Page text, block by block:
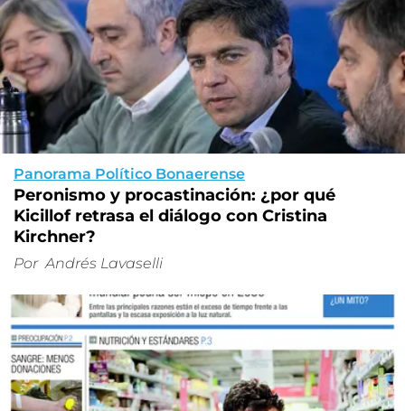
Panorama Político Bonaerense
Peronismo y procastinación: ¿por qué
Kicillof retrasa el diálogo con Cristina
Kirchner?
Por Andrés Lavaselli